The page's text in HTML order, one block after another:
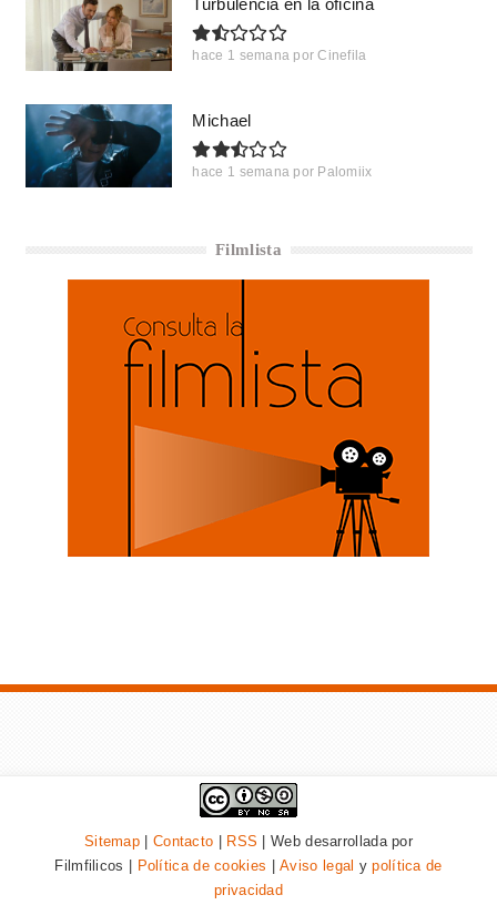
Turbulencia en la oficina
hace 1 semana por Cinefila
Michael
hace 1 semana por Palomiix
Filmlista
Sitemap Contacto RSS | Web desarrollada por
Filmfilicos |
Política de cookies |Aviso legal ypolítica de
privacidad